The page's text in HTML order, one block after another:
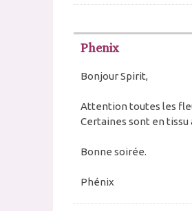
Phenix
Bonjour Spirit,
Attention toutes les
Certaines sont en tissu
Bonne soirée.
Phénix